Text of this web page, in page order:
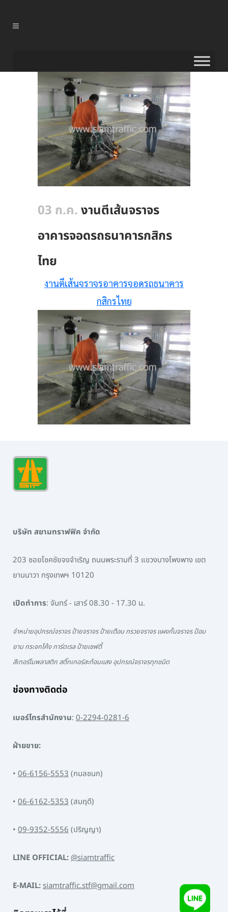
03 ก.ค.งานตีเส้นจราจร
อาคารจอดรถธนาคารกสิกร
ไทย
งานตีเส้นจราจรอาคารจอดรถธนาคาร
กสิกรไทย
บริษัท สยามทราฟฟิค จำกัด
203 ซอยโชคชัยจงจำเริญ ถนนพระรามที่ 3 แขวงบางโพงพาง เขต
ยานนาวา กรุงเทพฯ 10120
เปิดทำการ: จันทร์ - เสาร์ 08.30 - 17.30 น.
จำหน่ายอุปกรณ์จราจร ป้ายจราจร ป้ายเตือน กรวยจราจร แผงกั้นจราจร ป้อม
ยาม กระจกโค้ง การ์ดเรล ป้ายเซฟตี้
สีเทอร์โมพลาสติก สติ๊กเกอร์สะท้อนแสง อุปกรณ์จราจรทุกชนิด
ช่องทางติดต่อ
เบอร์โทรสำนักงาน: 0-2294-0281-6
ฝ่ายขาย:
• 06-6156-5553(กมลชนก)
• 06-6162-5353(สมฤดี)
• 09-9352-5556(ปริญญา)
LINE OFFICIAL:@siamtraffic
E-MAIL:siamtraffic.stf@gmail.com